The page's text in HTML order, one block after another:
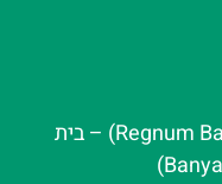
מלון רגנום (Regnum Banya Thermal Hotel) – בית